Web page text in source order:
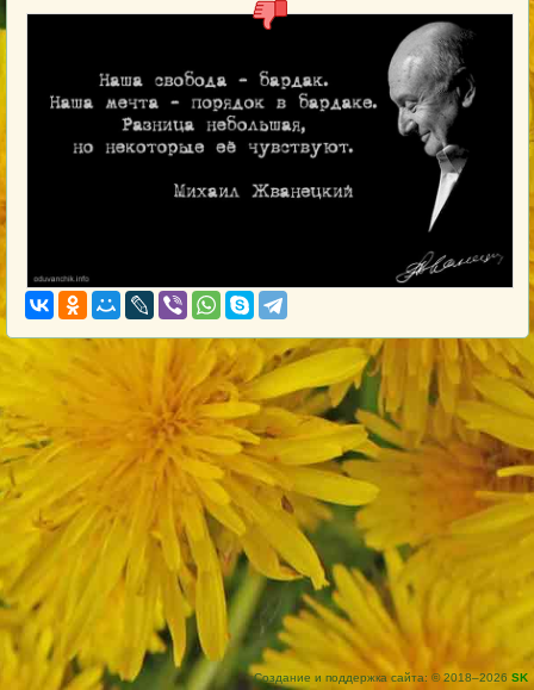
Создание и поддержка сайта: © 2018–2026 SK